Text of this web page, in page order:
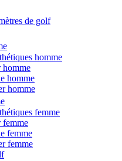
de golf
homme
homme
homme
homme
femme
femme
femme
femme